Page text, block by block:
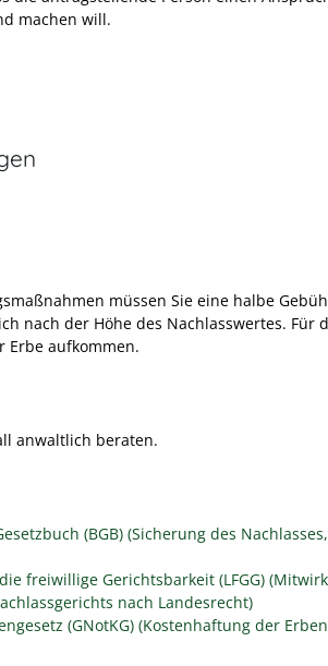
machen will.
müssen Sie eine halbe
nach der Höhe des Nachlasswertes. Für
Erbe aufkommen.
anwaltlich beraten.
(BGB) (Sicherung des Nachlasses,
freiwillige Gerichtsbarkeit (LFGG)
nach Landesrecht)
(GNotKG) (Kostenhaftung der